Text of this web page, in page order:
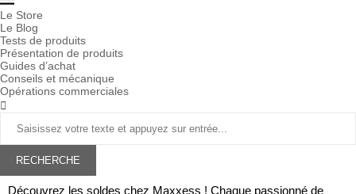
Le Store
Le Blog
Tests de produits
Présentation de produits
Guides d’achat
Conseils et mécanique
Opérations commerciales
RECHERCHE
Découvrez les soldes chez Maxxess ! Chaque passionné de